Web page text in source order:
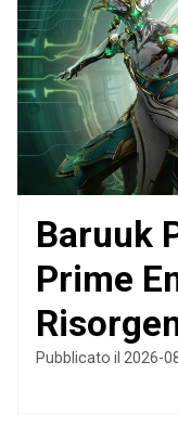
Baruuk
Prime
Pubblicato il 2026-